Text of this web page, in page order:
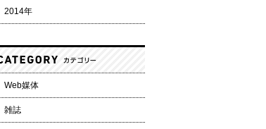
2014年
Web媒体
雑誌